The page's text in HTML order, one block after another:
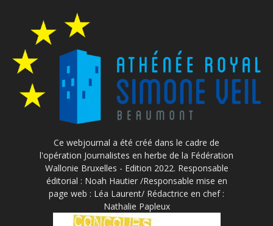
Ce webjournal a été créé dans le cadre de
l'opération Journalistes en herbe de la Fédération
Wallonie Bruxelles - Edition 2022. Responsable
éditorial : Noah Hautier /Responsable mise en
page web : Léa Laurent/ Rédactrice en chef :
Nathalie Papleux